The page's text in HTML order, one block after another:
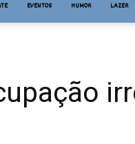
EVENTOS HUMOR LAZER